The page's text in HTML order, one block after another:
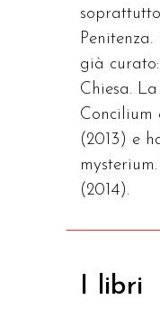
già
Chiesa.
Concilium
(2013) e
(2014).
I libri